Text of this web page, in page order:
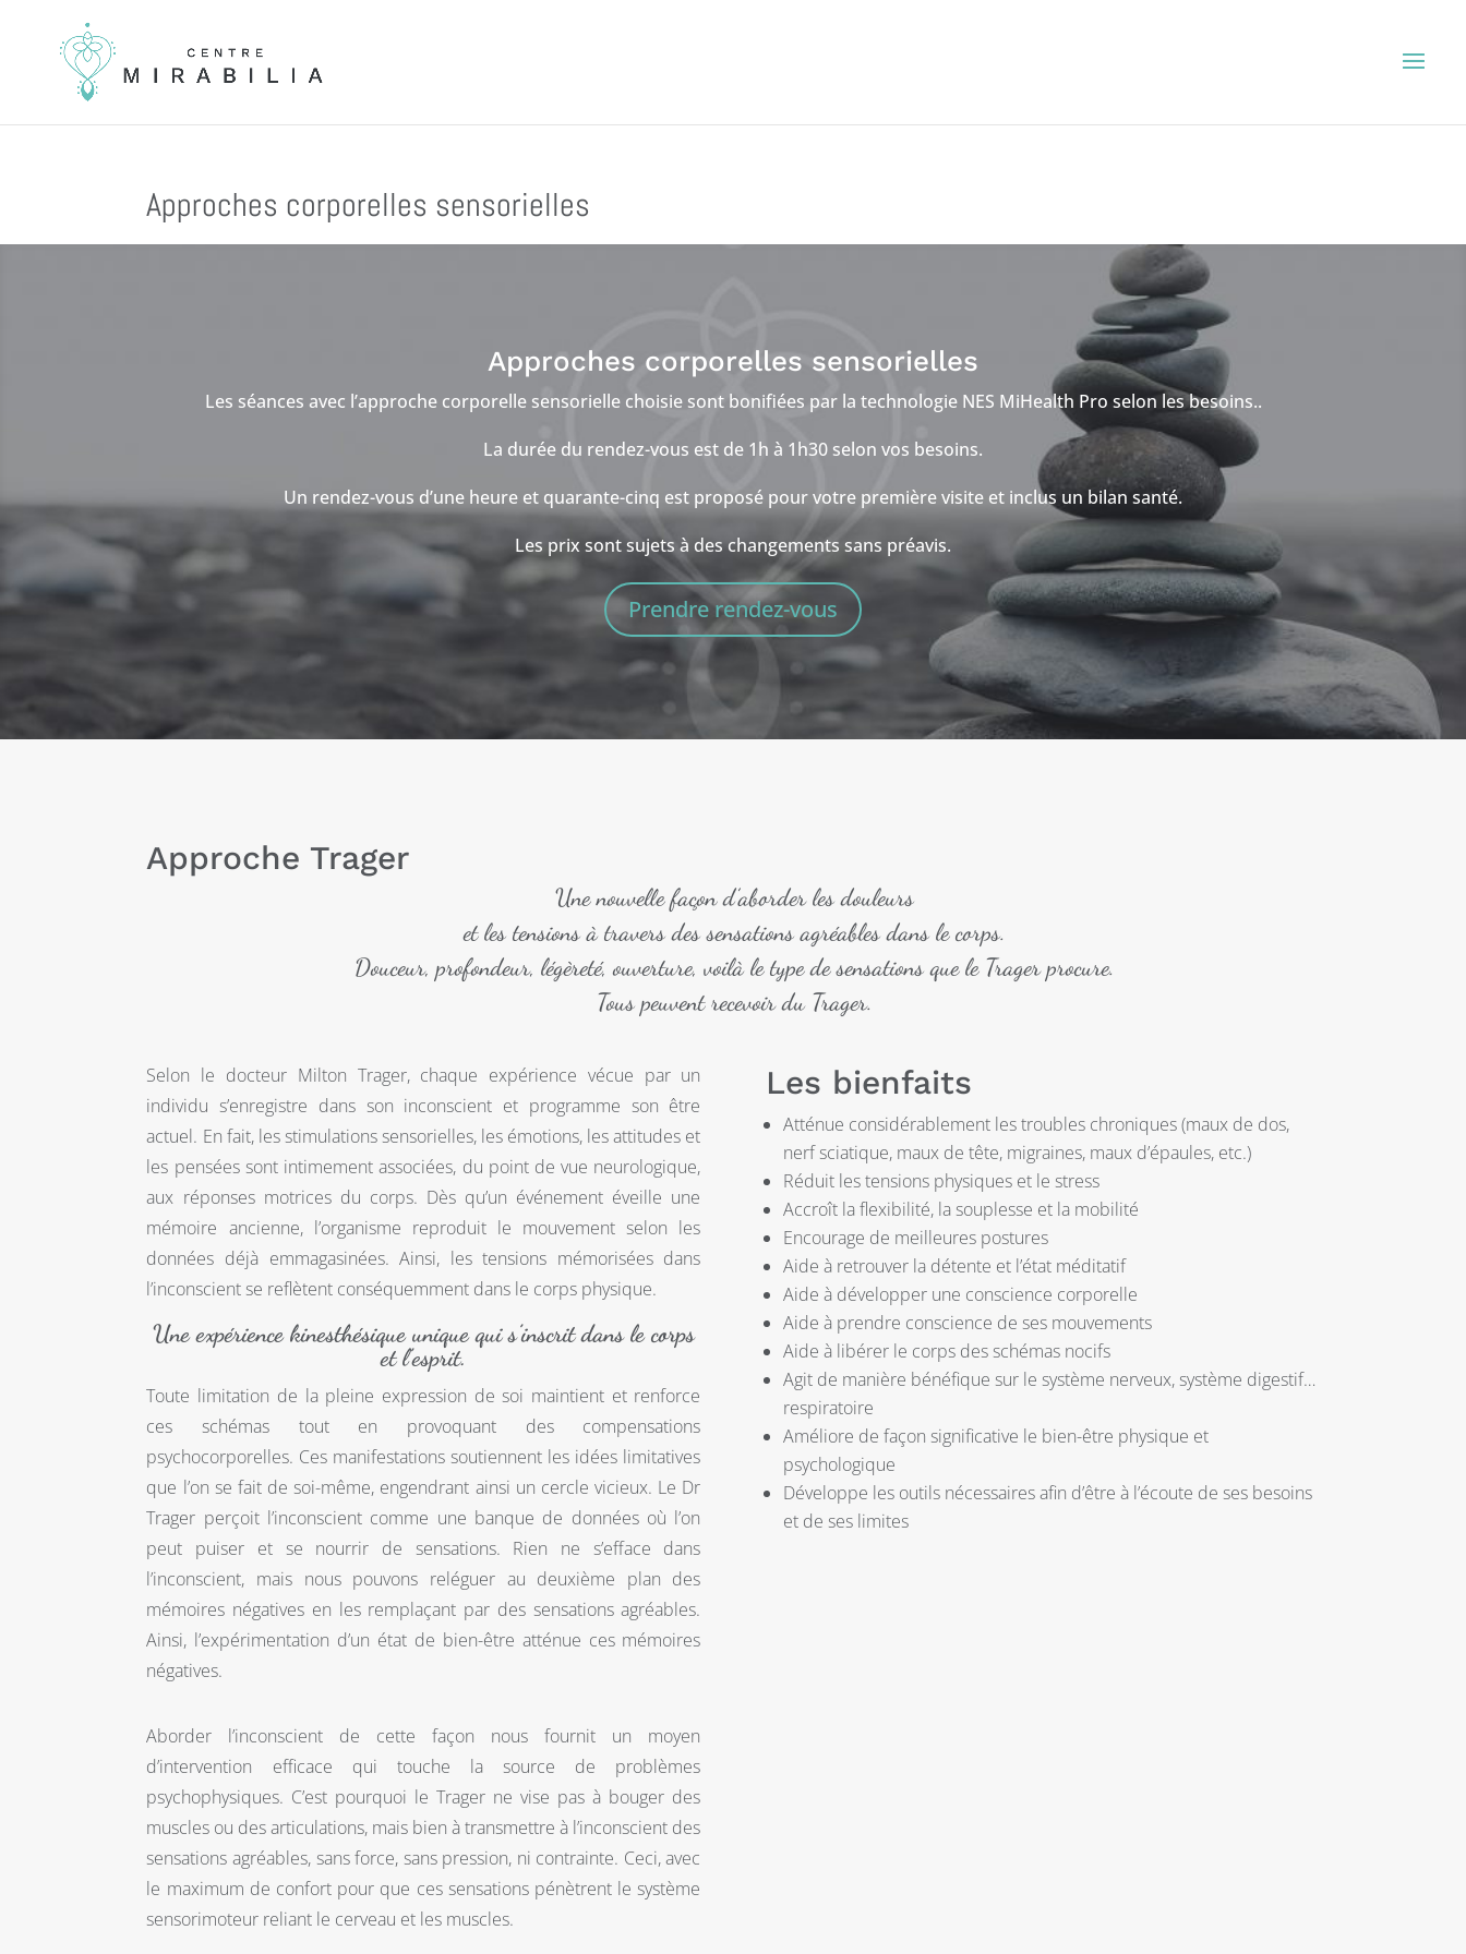
Approches corporelles sensorielles
Approches corporelles sensorielles
Les séances avec l’approche corporelle sensorielle choisie sont bonifiées par la technologie NES MiHealth Pro selon les besoins..
La durée du rendez-vous est de 1h à 1h30 selon vos besoins.
Un rendez-vous d’une heure et quarante-cinq est proposé pour votre première visite et inclus un bilan santé.
Les prix sont sujets à des changements sans préavis.
Prendre rendez-vous
Approche Trager
Une nouvelle façon d’aborder les douleurs
et les tensions à travers des sensations agréables dans le corps.
Douceur, profondeur, légèreté, ouverture, voilà le type de sensations que le Trager procure.
Tous peuvent recevoir du Trager.
Selon le docteur Milton Trager, chaque expérience vécue par un
individu s’enregistre dans son inconscient et programme son être
actuel. En fait, les stimulations sensorielles, les émotions, les attitudes et
les pensées sont intimement associées, du point de vue neurologique,
aux réponses motrices du corps. Dès qu’un événement éveille une
mémoire ancienne, l’organisme reproduit le mouvement selon les
données déjà emmagasinées. Ainsi, les tensions mémorisées dans
l’inconscient se reflètent conséquemment dans le corps physique.
Une expérience kinesthésique unique qui s’inscrit dans le corps
et l’esprit.
Toute limitation de la pleine expression de soi maintient et renforce
ces schémas tout en provoquant des compensations
psychocorporelles. Ces manifestations soutiennent les idées limitatives
que l’on se fait de soi-même, engendrant ainsi un cercle vicieux. Le Dr
Trager perçoit l’inconscient comme une banque de données où l’on
peut puiser et se nourrir de sensations. Rien ne s’efface dans
l’inconscient, mais nous pouvons reléguer au deuxième plan des
mémoires négatives en les remplaçant par des sensations agréables.
Ainsi, l’expérimentation d’un état de bien-être atténue ces mémoires
négatives.
Aborder l’inconscient de cette façon nous fournit un moyen
d’intervention efficace qui touche la source de problèmes
psychophysiques. C’est pourquoi le Trager ne vise pas à bouger des
muscles ou des articulations, mais bien à transmettre à l’inconscient des
sensations agréables, sans force, sans pression, ni contrainte. Ceci, avec
le maximum de confort pour que ces sensations pénètrent le système
sensorimoteur reliant le cerveau et les muscles.
Les bienfaits
Atténue considérablement les troubles chroniques (maux de dos,
nerf sciatique, maux de tête, migraines, maux d’épaules, etc.)
Réduit les tensions physiques et le stress
Accroît la flexibilité, la souplesse et la mobilité
Encourage de meilleures postures
Aide à retrouver la détente et l’état méditatif
Aide à développer une conscience corporelle
Aide à prendre conscience de ses mouvements
Aide à libérer le corps des schémas nocifs
Agit de manière bénéfique sur le système nerveux, système digestif…
respiratoire
Améliore de façon significative le bien-être physique et
psychologique
Développe les outils nécessaires afin d’être à l’écoute de ses besoins
et de ses limites